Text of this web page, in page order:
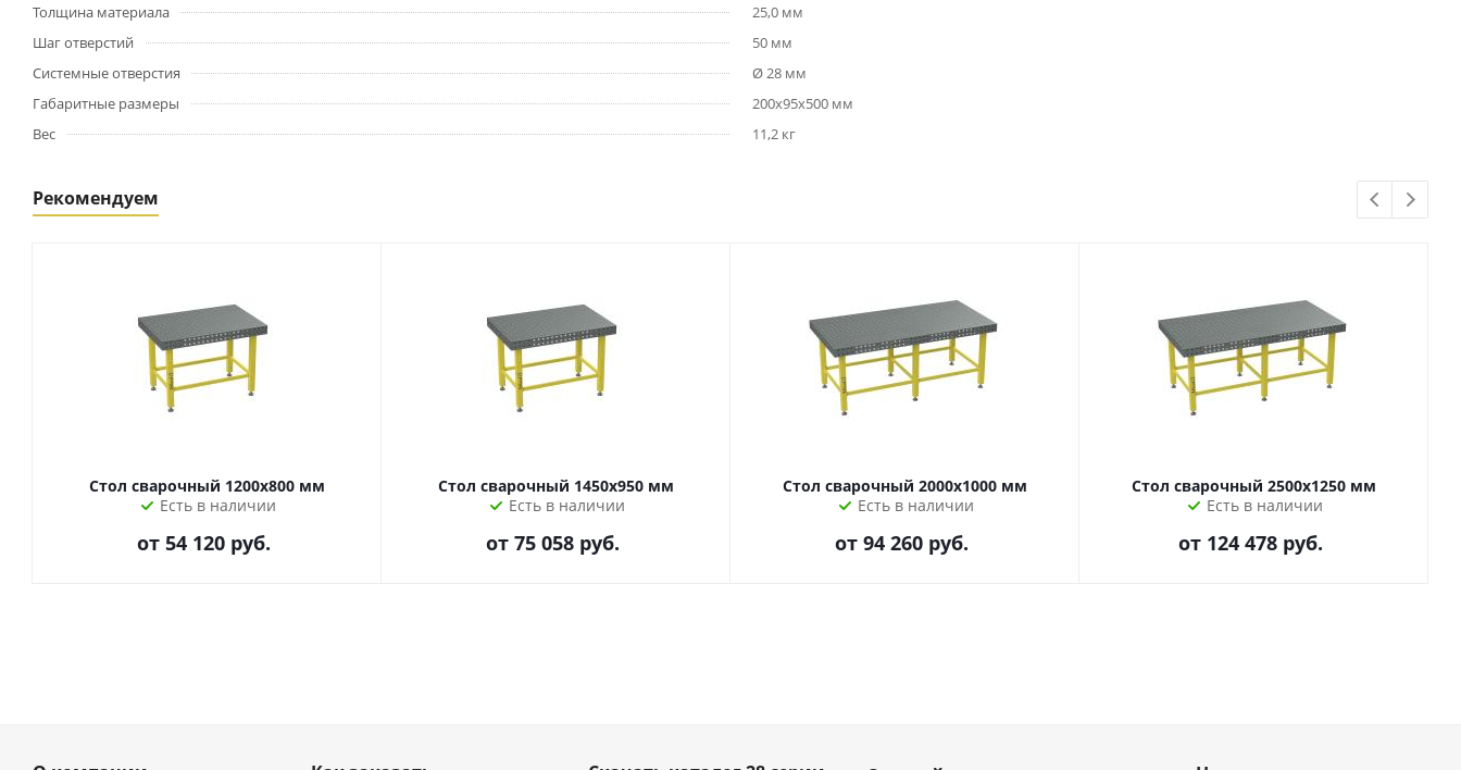
Толщина материала
25,0 мм
Шаг отверстий
50 мм
Системные отверстия
Ø 28 мм
Габаритные размеры
200x95x500 мм
Вес
11,2 кг
Рекомендуем
Стол сварочный 1200х800 мм
Есть в наличии
от 54 120 руб.
Стол сварочный 1450х950 мм
Есть в наличии
от 75 058 руб.
Стол сварочный 2000х1000 мм
Есть в наличии
от 94 260 руб.
Стол сварочный 2500х1250 мм
Есть в наличии
от 124 478 руб.